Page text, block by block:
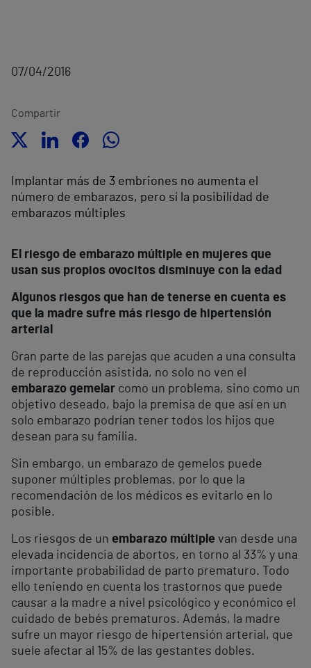
07/04/2016
Compartir
Implantar más de 3 embriones no aumenta el
número de embarazos, pero sí la posibilidad de
embarazos múltiples
El riesgo de embarazo múltiple en mujeres que
usan sus propios ovocitos disminuye con la edad
Algunos riesgos que han de tenerse en cuenta es
que la madre sufre más riesgo de hipertensión
arterial
Gran parte de las parejas que acuden a una consulta
de reproducción asistida, no solo no ven el
embarazo gemelar como un problema, sino como un
objetivo deseado, bajo la premisa de que así en un
solo embarazo podrían tener todos los hijos que
desean para su familia.
Sin embargo, un embarazo de gemelos puede
suponer múltiples problemas, por lo que la
recomendación de los médicos es evitarlo en lo
posible.
Los riesgos de un embarazo múltiple van desde una
elevada incidencia de abortos, en torno al 33% y una
importante probabilidad de parto prematuro. Todo
ello teniendo en cuenta los trastornos que puede
causar a la madre a nivel psicológico y económico el
cuidado de bebés prematuros. Además, la madre
sufre un mayor riesgo de hipertensión arterial, que
suele afectar al 15% de las gestantes dobles.